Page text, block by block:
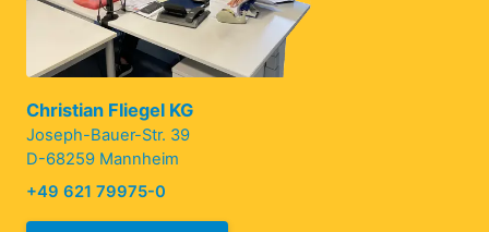
Christian Fliegel KG
Joseph-Bauer-Str. 39
D-68259 Mannheim
+49 621 79975-0